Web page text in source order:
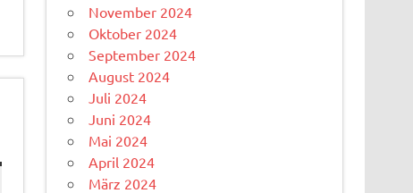
November 2024
Oktober 2024
September 2024
August 2024
Juli 2024
Juni 2024
Mai 2024
April 2024
März 2024